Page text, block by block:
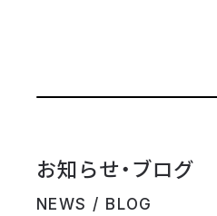
お知らせ・ブログ
NEWS / BLOG